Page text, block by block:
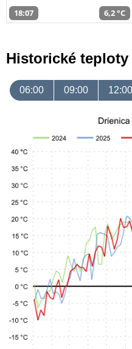
18:07 6,2 °C
Historické teploty
06:00 09:00 12:00